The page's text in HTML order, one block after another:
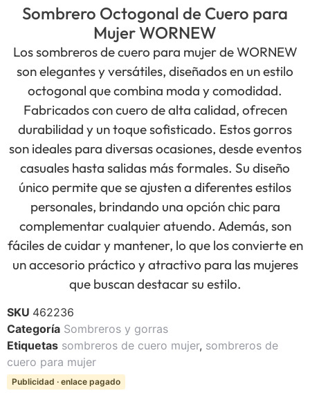
Sombrero Octogonal de Cuero para
Mujer WORNEW
Los sombreros de cuero para mujer de WORNEW
son elegantes y versátiles, diseñados en un estilo
octogonal que combina moda y comodidad.
Fabricados con cuero de alta calidad, ofrecen
durabilidad y un toque sofisticado. Estos gorros
son ideales para diversas ocasiones, desde eventos
casuales hasta salidas más formales. Su diseño
único permite que se ajusten a diferentes estilos
personales, brindando una opción chic para
complementar cualquier atuendo. Además, son
fáciles de cuidar y mantener, lo que los convierte en
un accesorio práctico y atractivo para las mujeres
que buscan destacar su estilo.
SKU 462236
Categoría Sombreros y gorras
Etiquetas sombreros de cuero mujer, sombreros de
cuero para mujer
Publicidad · enlace pagado